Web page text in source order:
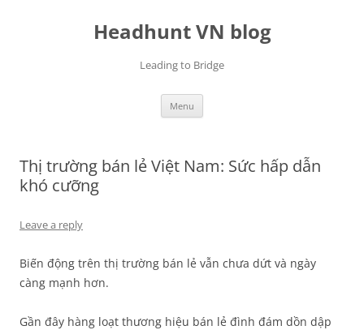
Headhunt VN blog
Leading to Bridge
Menu
Thị trường bán lẻ Việt Nam: Sức hấp dẫn
khó cưỡng
Leave a reply
Biến động trên thị trường bán lẻ vẫn chưa dứt và ngày
càng mạnh hơn.
Gần đây hàng loạt thương hiệu bán lẻ đình đám dồn dập